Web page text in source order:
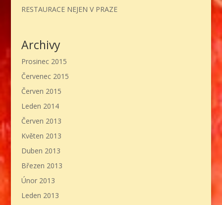
RESTAURACE NEJEN V PRAZE
Archivy
Prosinec 2015
Červenec 2015
Červen 2015
Leden 2014
Červen 2013
Květen 2013
Duben 2013
Březen 2013
Únor 2013
Leden 2013